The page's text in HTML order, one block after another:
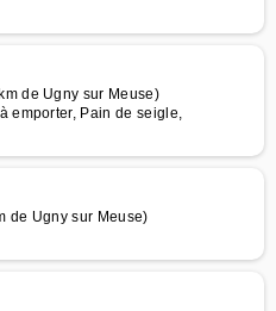
de Ugny sur Meuse)
emporter, Pain de seigle,
de Ugny sur Meuse)